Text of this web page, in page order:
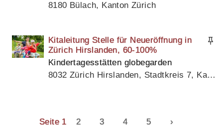
8180 Bülach, Kanton Zürich
Kitaleitung Stelle für Neueröffnung in
Zürich Hirslanden, 60-100%
Kindertagesstätten globegarden
8032 Zürich Hirslanden, Stadtkreis 7, Kanton Zürich
Seite 1 2 3 4 5 ›